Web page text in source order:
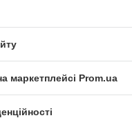
маркетплейсі Prom.ua